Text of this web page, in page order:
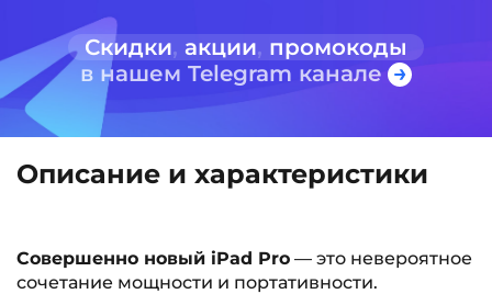
Скидки, акции, промокоды
в нашем Telegram канале
Описание и характеристики
Совершенно новый iPad Pro — это невероятное
сочетание мощности и портативности.